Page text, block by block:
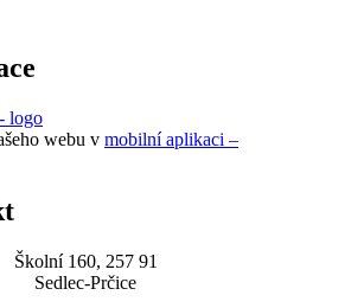
webu v mobilní aplikaci –
Školní 160, 257 91
Sedlec-Prčice